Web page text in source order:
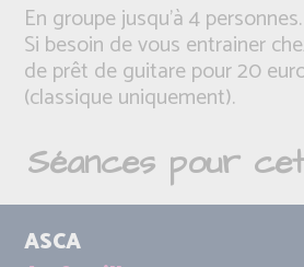
En groupe jusqu'à 4 personnes.
Si besoin de vous entrainer
de prêt de guitare pour 20
(classique uniquement).
Séances pour
ASCA